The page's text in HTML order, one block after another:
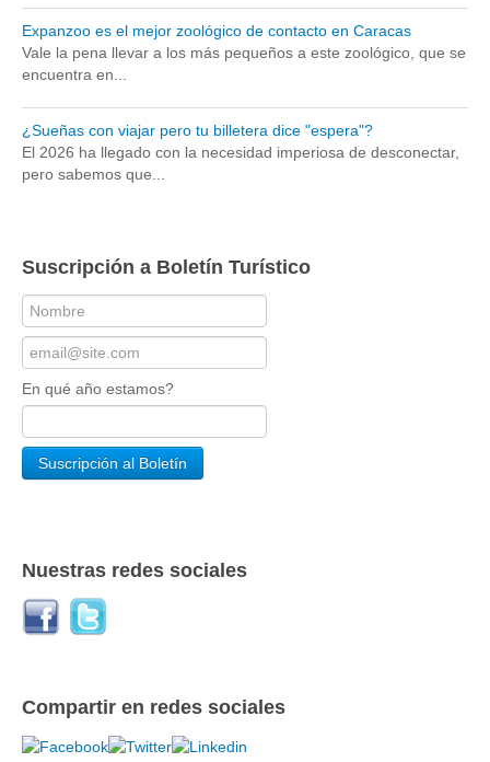
Expanzoo es el mejor zoológico de contacto en Caracas
Vale la pena llevar a los más pequeños a este zoológico, que se
encuentra en...
¿Sueñas con viajar pero tu billetera dice "espera"?
El 2026 ha llegado con la necesidad imperiosa de desconectar,
pero sabemos que...
Suscripción a Boletín Turístico
En qué año estamos?
Nuestras redes sociales
Compartir en redes sociales